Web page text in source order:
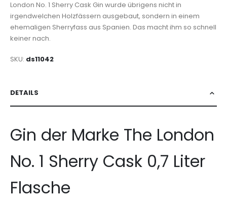
London No. 1 Sherry Cask Gin wurde übrigens nicht in
irgendwelchen Holzfässern ausgebaut, sondern in einem
ehemaligen Sherryfass aus Spanien. Das macht ihm so schnell
keiner nach.
SKU ds11042
DETAILS
Gin der Marke The London
No. 1 Sherry Cask 0,7 Liter
Flasche